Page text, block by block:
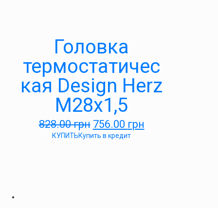
Головка
термостатичес
кая Design Herz
М28х1,5
828.00грн 756.00 грн
КУПИТЬКупить в кредит